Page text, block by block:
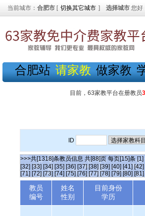
当前城市： 合肥市 [ 切换其它城市 ] 选择城市 您好
合肥站 请家教 做家教
目前，63家教平台在册教员
ID
>>>共[1318]条教员信息 共[88]页 每页[15]条 [1]
[32] [33] [34] [35] [36] [37] [38] [39] [40] [41] [42]
[71] [72] [73] [74] [75] [76] [77] [78] [79] [80] [81]
教员
编号
姓名
性别
目前身份
学历